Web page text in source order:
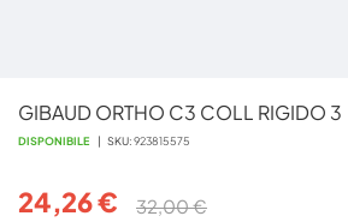
GIBAUD ORTHO C3 COLL RIGIDO 3
DISPONIBILE SKU 923815575
24,26 € 32,00 €
all'inizio
della
immagini